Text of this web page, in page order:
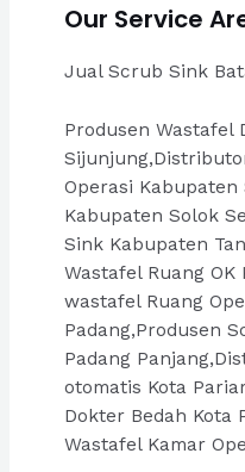
Our Service
Jual Scrub Sink
Produsen Wastafel
Operasi
Kabupaten Solok
Sink Kabupaten
Wastafel Ruang
wastafel Ruang
Padang,Produsen
Padang
otomatis Kota
Dokter Bedah Kota
Wastafel Kamar